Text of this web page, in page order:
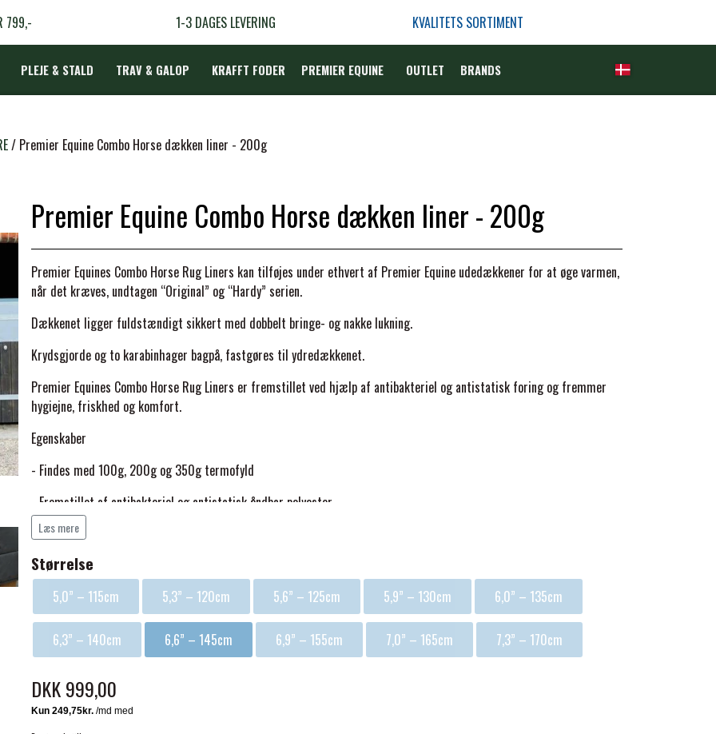
799,- 1-3 DAGES LEVERING KVALITETS SORTIMENT
PLEJE & STALD TRAV & GALOP KRAFFT FODER PREMIER EQUINE OUTLET BRANDS
Premier Equine Combo Horse dækken liner - 200g
Premier Equine Combo Horse dækken liner - 200g
Premier Equines Combo Horse Rug Liners kan tilføjes under ethvert af Premier Equine udedækkener for at øge varmen,
når det kræves, undtagen “Original” og “Hardy” serien.
Dækkenet ligger fuldstændigt sikkert med dobbelt bringe- og nakke lukning.
Krydsgjorde og to karabinhager bagpå, fastgøres til ydredækkenet.
Premier Equines Combo Horse Rug Liners er fremstillet ved hjælp af antibakteriel og antistatisk foring og fremmer
hygiejne, friskhed og komfort.
Egenskaber
- Findes med 100g, 200g og 350g termofyld
- Fremstillet af antibakteriel og antistatisk åndbar polyester
- Kanal quiltet monogram design på yderstof og foring
- Kompatibel med alle Premier Equines ydredækkener (undtagen 'Original' og 'Hardy')
- Meget åndbart
- Dobbelt bringelukning
- Let at fastgøre ydredækkenet
- Krydsgjorde
Læs mere
Størrelse
5,0” – 115cm 5,3” – 120cm 5,6” – 125cm 5,9” – 130cm 6,0” – 135cm
6,3” – 140cm 6,6” – 145cm 6,9” – 155cm 7,0” – 165cm 7,3” – 170cm
DKK 999,00